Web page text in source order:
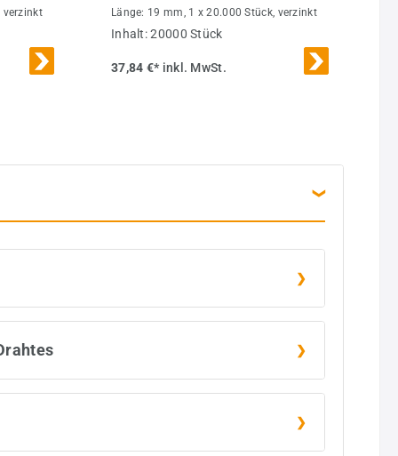
verzinkt Länge: 19 mm, 1 x 20.000 Stück, verzinkt
Inhalt:20000 Stück
37,84 €* inkl. MwSt.